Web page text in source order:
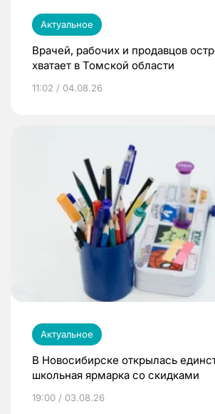
Актуальное
Врачей, рабочих и продавцов
хватает в Томской области
11:02 / 04.08.26
Актуальное
В Новосибирске открылась
школьная ярмарка со скидками
19:00 / 03.08.26